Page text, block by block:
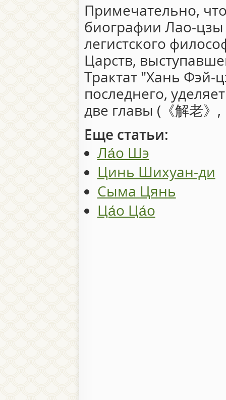
Примечательно,
биографии Лао-
легистского
Царств,
Трактат "Хань
последнего,
две главы (《解老》,
Еще статьи:
Ла́о Шэ
Цинь Шихуан-ди
Сыма Цянь
Ца́о Ца́о